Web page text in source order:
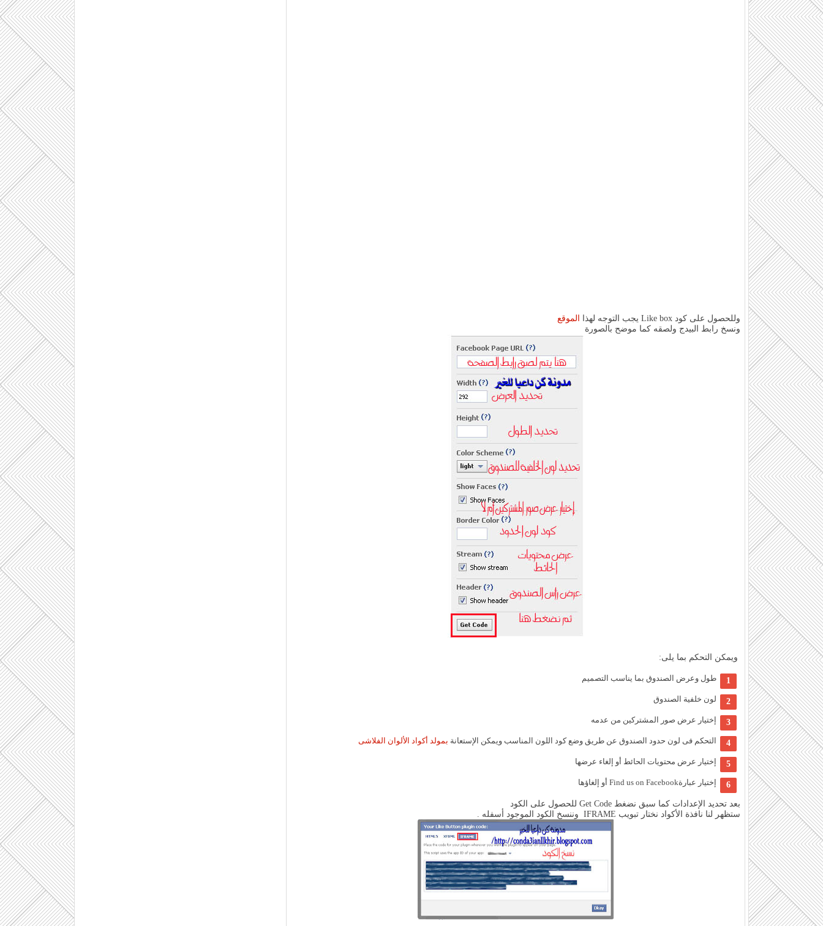
وللحصول على كود Like box يجب التوجه لهذا
الموقع
ونسخ رابط البيدج ولصقه كما موضح بالصورة
ويمكن التحكم بما يلى:
طول وعرض الصندوق بما يناسب التصميم
لون خلفية الصندوق
إختيار عرض صور المشتركين من عدمه
التحكم فى لون حدود الصندوق عن طريق وضع كود اللون المناسب ويمكن الإستعانة بمولد أكواد الألوان الفلاشى
إختيار عرض محتويات الحائط أو إلغاء عرضها
إختيار عبارةFind us on Facebook أو إلغاؤها
بعد تحديد الإعدادات كما سبق نضغط Get Code للحصول على الكود
ستظهر لنا نافذة الأكواد نختار تبويب IFRAME وننسخ الكود الموجود أسفله .